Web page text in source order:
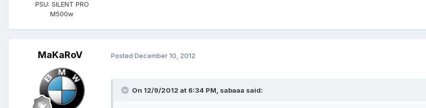
PSU: SILENT PRO
M500w
MaKaRoV Posted December 10, 2012
On 12/9/2012 at 6:34 PM, sabaaa said: